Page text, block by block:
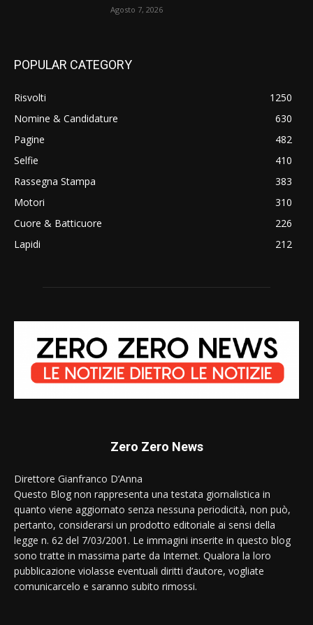
Agosto 7, 2026
POPULAR CATEGORY
Risvolti
1250
Nomine & Candidature
630
Pagine
482
Selfie
410
Rassegna Stampa
383
Motori
310
Cuore & Batticuore
226
Lapidi
212
Zero Zero News
Direttore Gianfranco D’Anna
Questo Blog non rappresenta una testata giornalistica in
quanto viene aggiornato senza nessuna periodicità, non può,
pertanto, considerarsi un prodotto editoriale ai sensi della
legge n. 62 del 7/03/2001. Le immagini inserite in questo blog
sono tratte in massima parte da Internet. Qualora la loro
pubblicazione violasse eventuali diritti d’autore, vogliate
comunicarcelo e saranno subito rimossi.